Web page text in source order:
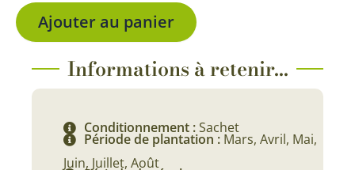
Ajouter au panier
Informations à retenir...
Conditionnement :Sachet
Période de plantation : Mars, Avril, Mai,
Juin, Juillet, Août